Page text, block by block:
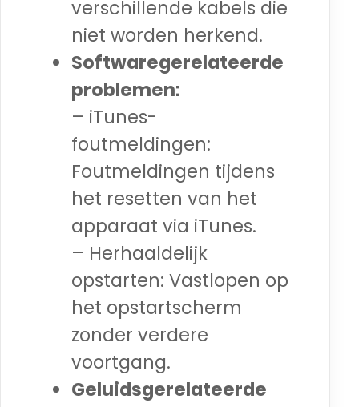
verschillende kabels die
niet worden herkend.
Softwaregerelateerde
problemen:
– iTunes-
foutmeldingen:
Foutmeldingen tijdens
het resetten van het
apparaat via iTunes.
– Herhaaldelijk
opstarten: Vastlopen op
het opstartscherm
zonder verdere
voortgang.
Geluidsgerelateerde